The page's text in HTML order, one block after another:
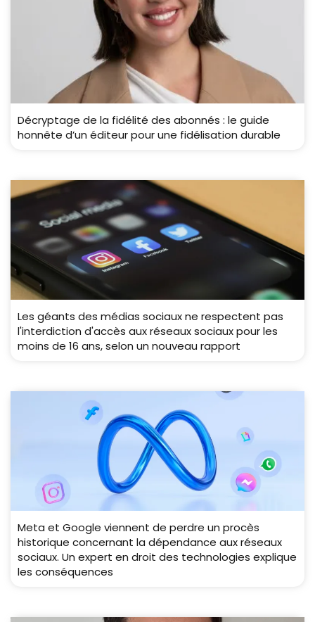
Décryptage de la fidélité des abonnés : le guide
honnête d’un éditeur pour une fidélisation durable
Les géants des médias sociaux ne respectent pas
l'interdiction d'accès aux réseaux sociaux pour les
moins de 16 ans, selon un nouveau rapport
Meta et Google viennent de perdre un procès
historique concernant la dépendance aux réseaux
sociaux. Un expert en droit des technologies explique
les conséquences